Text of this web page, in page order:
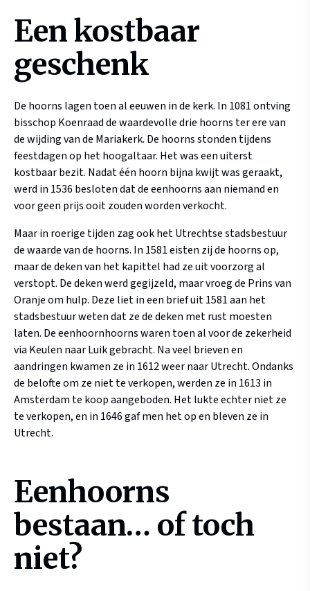
Een kostbaar
geschenk
De hoorns lagen toen al eeuwen in de kerk. In 1081 ontving
bisschop Koenraad de waardevolle drie hoorns ter ere van
de wijding van de Mariakerk. De hoorns stonden tijdens
feestdagen op het hoogaltaar. Het was een uiterst
kostbaar bezit. Nadat één hoorn bijna kwijt was geraakt,
werd in 1536 besloten dat de eenhoorns aan niemand en
voor geen prijs ooit zouden worden verkocht.
Maar in roerige tijden zag ook het Utrechtse stadsbestuur
de waarde van de hoorns. In 1581 eisten zij de hoorns op,
maar de deken van het kapittel had ze uit voorzorg al
verstopt. De deken werd gegijzeld, maar vroeg de Prins van
Oranje om hulp. Deze liet in een brief uit 1581 aan het
stadsbestuur weten dat ze de deken met rust moesten
laten. De eenhoornhoorns waren toen al voor de zekerheid
via Keulen naar Luik gebracht. Na veel brieven en
aandringen kwamen ze in 1612 weer naar Utrecht. Ondanks
de belofte om ze niet te verkopen, werden ze in 1613 in
Amsterdam te koop aangeboden. Het lukte echter niet ze
te verkopen, en in 1646 gaf men het op en bleven ze in
Utrecht.
Eenhoorns
bestaan… of toch
niet?